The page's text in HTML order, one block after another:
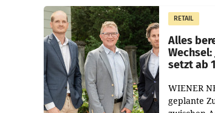
Müller die
Helden“ in
RETAIL
Alles
setzt ab
WIENER
geplante